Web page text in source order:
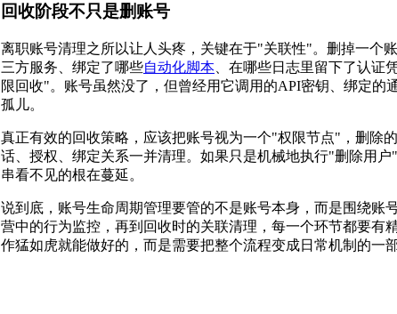
回收阶段不只是删账号
离职账号清理之所以让人头疼，关键在于"关联性"。删掉一个
三方服务、绑定了哪些自动化脚本 、在哪些日志里留下了认
限回收"。账号虽然没了，但曾经用它调用的API密钥、绑定的
孤儿。
真正有效的回收策略，应该把账号视为一个"权限节点"，删除
话、授权、绑定关系一并清理。如果只是机械地执行"删除用
串看不见的根在蔓延。
说到底，账号生命周期管理要管的不是账号本身，而是围绕账
营中的行为监控，再到回收时的关联清理，每一个环节都要有
作猛如虎就能做好的，而是需要把整个流程变成日常机制的一